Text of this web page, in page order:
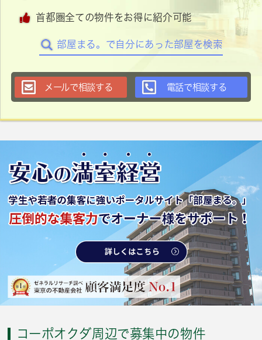
首都圏全ての物件をお得に紹介可能
部屋まる。で自分にあった部屋を検索
メールで相談する 電話で相談する
コーポオクダ周辺で募集中の物件